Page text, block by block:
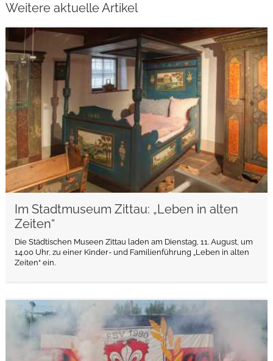
Weitere aktuelle Artikel
Im Stadtmuseum Zittau: „Leben in alten
Zeiten“
Die Städtischen Museen Zittau laden am Dienstag, 11. August, um
14.00 Uhr, zu einer Kinder- und Familienführung „Leben in alten
Zeiten“ ein.
weiterlesen
weiterlesen